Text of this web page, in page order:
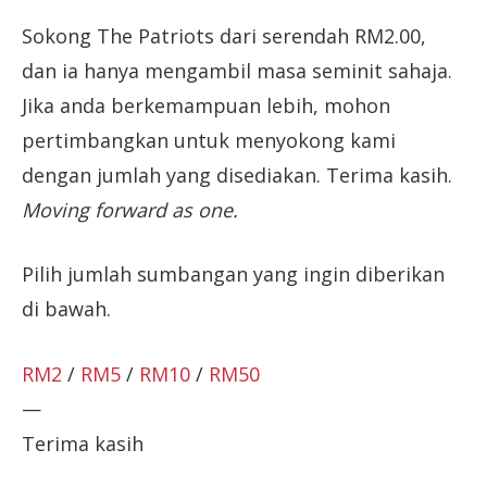
Sokong The Patriots dari serendah RM2.00,
dan ia hanya mengambil masa seminit sahaja.
Jika anda berkemampuan lebih, mohon
pertimbangkan untuk menyokong kami
dengan jumlah yang disediakan. Terima kasih.
Moving forward as one.
Pilih jumlah sumbangan yang ingin diberikan
di bawah.
RM2 / RM5 / RM10 / RM50
—
Terima kasih